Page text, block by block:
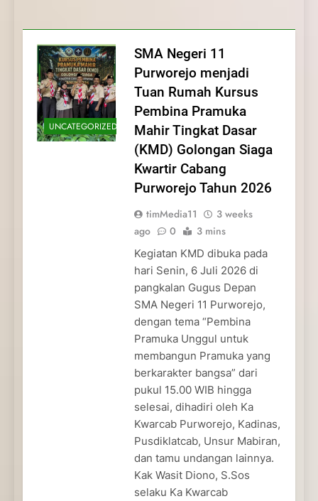
dan Pengabdian Generasi
Pramuka
Pramuka
Kepedulian
UNCATEGORIZED
SMA Negeri 11
Purworejo menjadi
Tuan Rumah Kursus
Pembina Pramuka
Mahir Tingkat Dasar
(KMD) Golongan Siaga
Kwartir Cabang
Purworejo Tahun 2026
timMedia11
3 weeks
ago
0 3 mins
Kegiatan KMD dibuka pada
hari Senin, 6 Juli 2026 di
pangkalan Gugus Depan
SMA Negeri 11 Purworejo,
dengan tema “Pembina
Pramuka Unggul untuk
membangun Pramuka yang
berkarakter bangsa” dari
pukul 15.00 WIB hingga
selesai, dihadiri oleh Ka
Kwarcab Purworejo, Kadinas,
Pusdiklatcab, Unsur Mabiran,
dan tamu undangan lainnya.
Kak Wasit Diono, S.Sos
selaku Ka Kwarcab